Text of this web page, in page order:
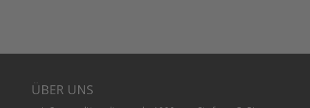
ÜBER UNS